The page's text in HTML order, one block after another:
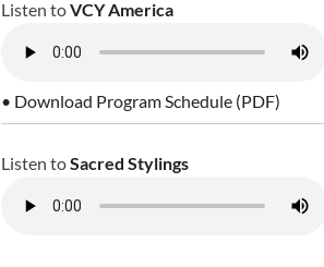
Listen toVCY America
• Download Program Schedule (PDF)
Listen toSacred Stylings